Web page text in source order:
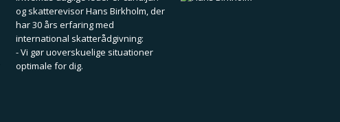
og skatterevisor Hans Birkholm, der
har 30 års erfaring med
international skatterådgivning:
- Vi gør uoverskuelige situationer
optimale for dig.